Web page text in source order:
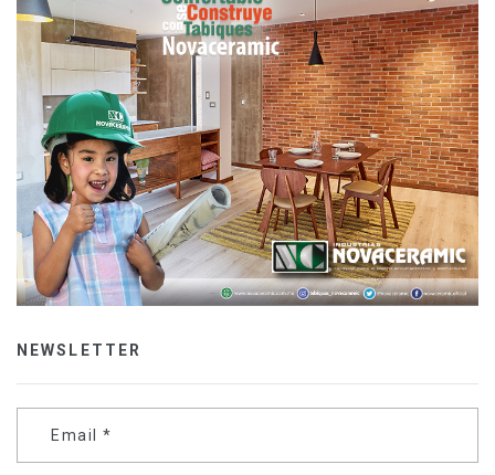
NEWSLETTER
Email *